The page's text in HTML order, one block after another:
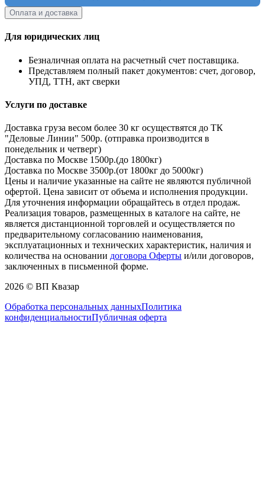
Оплата и доставка
Для юридических лиц
Безналичная оплата на расчетный счет поставщика.
Представляем полный пакет документов: счет, договор,
УПД, ТТН, акт сверки
Услуги по доставке
Доставка груза весом более 30 кг осуществятся до ТК
"Деловые Линии" 500р. (отправка производится в
понедельник и четверг)
Доставка по Москве 1500р.(до 1800кг)
Доставка по Москве 3500р.(от 1800кг до 5000кг)
Цены и наличие указанные на сайте не являются публичной
офертой. Цена зависит от объема и исполнения продукции.
Для уточнения информации обращайтесь в отдел продаж.
Реализация товаров, размещенных в каталоге на сайте, не
является дистанционной торговлей и осуществляется по
предварительному согласованию наименования,
эксплуатационных и технических характеристик, наличия и
количества на основании договора Оферты и/или договоров,
заключенных в письменной форме.
2026 © ВП Квазар
Обработка персональных данныхПолитика
конфиденциальностиПубличная оферта